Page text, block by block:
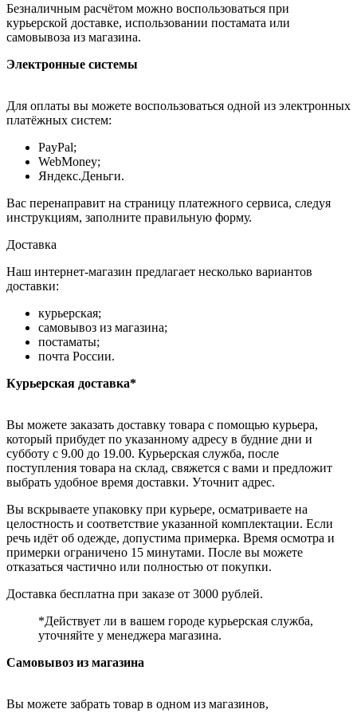
Безналичным расчётом можно воспользоваться при
курьерской доставке, использовании постамата или
самовывоза из магазина.
Электронные системы
Для оплаты вы можете воспользоваться одной из электронных
платёжных систем:
PayPal;
WebMoney;
Яндекс.Деньги.
Вас перенаправит на страницу платежного сервиса, следуя
инструкциям, заполните правильную форму.
Доставка
Наш интернет-магазин предлагает несколько вариантов
доставки:
курьерская;
самовывоз из магазина;
постаматы;
почта России.
Курьерская доставка*
Вы можете заказать доставку товара с помощью курьера,
который прибудет по указанному адресу в будние дни и
субботу с 9.00 до 19.00. Курьерская служба, после
поступления товара на склад, свяжется с вами и предложит
выбрать удобное время доставки. Уточнит адрес.
Вы вскрываете упаковку при курьере, осматриваете на
целостность и соответствие указанной комплектации. Если
речь идёт об одежде, допустима примерка. Время осмотра и
примерки ограничено 15 минутами. После вы можете
отказаться частично или полностью от покупки.
Доставка бесплатна при заказе от 3000 рублей.
*Действует ли в вашем городе курьерская служба,
уточняйте у менеджера магазина.
Самовывоз из магазина
Вы можете забрать товар в одном из магазинов,